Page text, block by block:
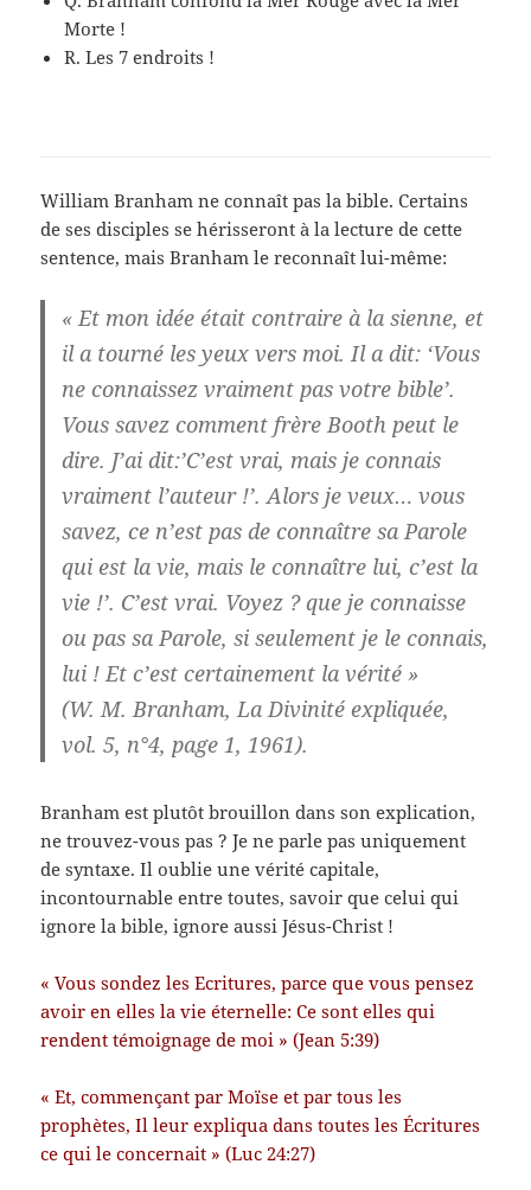
Morte !
R. Les 7 endroits !
William Branham ne connaît pas la bible. Certains
de ses disciples se hérisseront à la lecture de cette
sentence, mais Branham le reconnaît lui-même:
« Et mon idée était contraire à la sienne, et
il a tourné les yeux vers moi. Il a dit: ‘Vous
ne connaissez vraiment pas votre bible’.
Vous savez comment frère Booth peut le
dire. J’ai dit:’C’est vrai, mais je connais
vraiment l’auteur !’. Alors je veux… vous
savez, ce n’est pas de connaître sa Parole
qui est la vie, mais le connaître lui, c’est la
vie !’. C’est vrai. Voyez ? que je connaisse
ou pas sa Parole, si seulement je le connais,
lui ! Et c’est certainement la vérité »
(W. M. Branham, La Divinité expliquée,
vol. 5, n°4, page 1, 1961).
Branham est plutôt brouillon dans son explication,
ne trouvez-vous pas ? Je ne parle pas uniquement
de syntaxe. Il oublie une vérité capitale,
incontournable entre toutes, savoir que celui qui
ignore la bible, ignore aussi Jésus-Christ !
« Vous sondez les Ecritures, parce que vous pensez
avoir en elles la vie éternelle: Ce sont elles qui
rendent témoignage de moi » (Jean 5:39)
« Et, commençant par Moïse et par tous les
prophètes, Il leur expliqua dans toutes les Écritures
ce qui le concernait » (Luc 24:27)